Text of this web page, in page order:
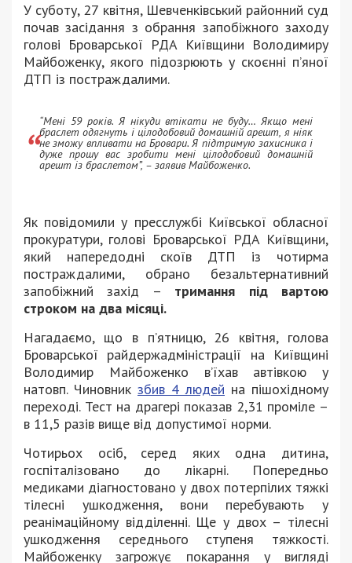
У суботу, 27 квітня, Шевченківський районний суд
почав засідання з обрання запобіжного заходу
голові Броварської РДА Київщини Володимиру
Майбоженку, якого підозрюють у скоєнні п’яної
ДТП із постраждалими.
“Мені 59 років. Я нікуди втікати не буду… Якщо мені
браслет одягнуть і цілодобовий домашній арешт, я ніяк
не зможу впливати на Бровари. Я підтримую захисника і
дуже прошу вас зробити мені цілодобовий домашній
арешт із браслетом”, – заявив Майбоженко.
Як повідомили у пресслужбі Київської обласної
прокуратури, голові Броварської РДА Київщини,
який напередодні скоїв ДТП із чотирма
постраждалими, обрано безальтернативний
запобіжний захід – тримання під вартою
строком на два місяці.
Нагадаємо, що в п’ятницю, 26 квітня, голова
Броварської райдержадміністрації на Київщині
Володимир Майбоженко в’їхав автівкою у
натовп. Чиновник збив 4 людей на пішохідному
переході. Тест на драгері показав 2,31 проміле –
в 11,5 разів вище від допустимої норми.
Чотирьох осіб, серед яких одна дитина,
госпіталізовано до лікарні. Попередньо
медиками діагностовано у двох потерпілих тяжкі
тілесні ушкодження, вони перебувають у
реанімаційному відділенні. Ще у двох – тілесні
ушкодження середнього ступеня тяжкості.
Майбоженку загрожує покарання у вигляді